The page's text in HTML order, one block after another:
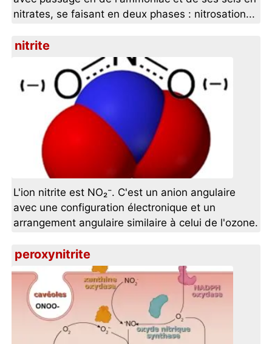
nitrates, se faisant en deux phases : nitrosation...
nitrite
L'ion nitrite est NO₂⁻. C'est un anion angulaire
avec une configuration électronique et un
arrangement angulaire similaire à celui de l'ozone.
peroxynitrite